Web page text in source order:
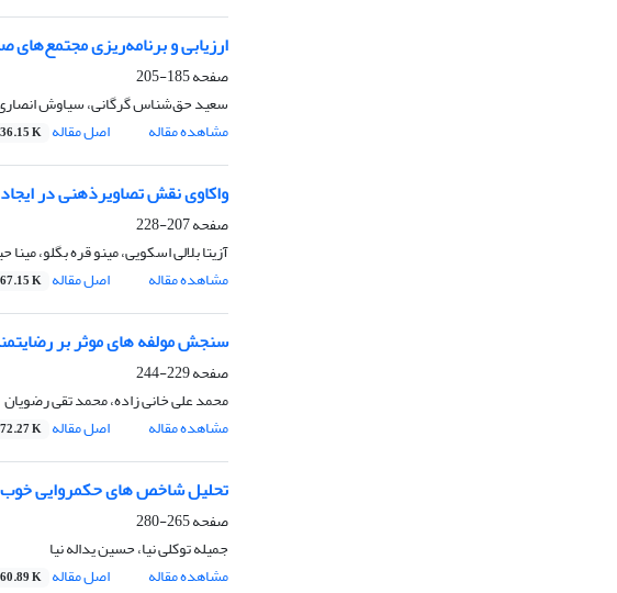
ارزیابی و برنامه‌ریزی
صفحه185-205
سعید حق‌شناس گرگانی، سیاوش انصاری
مشاهده مقاله
اصل مقاله K
واکاوی نقش تصاویرذهنی در
صفحه207-228
آزیتا بلالی اسکویی، مینو قره بگلو،
مشاهده مقاله
اصل مقاله K
سنجش مولفه های موثر بر
صفحه229-244
محمد علی خانی زاده، محمد تقی رضویان
مشاهده مقاله
اصل مقاله K
تحلیل شاخص های حکمروایی خوب
صفحه265-280
جمیله توکلی نیا، حسین یداله نیا
مشاهده مقاله
اصل مقاله K